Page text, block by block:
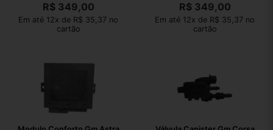
R$349,00
Em até 12x de R$ 35,37 no
cartão
R$349,00
Em até 12x de R$ 35,37 no
cartão